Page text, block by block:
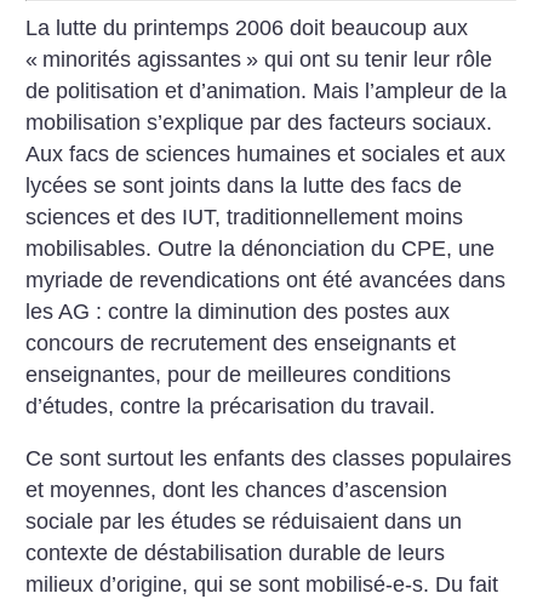
La lutte du printemps 2006 doit beaucoup aux
« minorités agissantes » qui ont su tenir leur rôle
de politisation et d’animation. Mais l’ampleur de la
mobilisation s’explique par des facteurs sociaux.
Aux facs de sciences humaines et sociales et aux
lycées se sont joints dans la lutte des facs de
sciences et des IUT, traditionnellement moins
mobilisables. Outre la dénonciation du CPE, une
myriade de revendications ont été avancées dans
les AG : contre la diminution des postes aux
concours de recrutement des enseignants et
enseignantes, pour de meilleures conditions
d’études, contre la précarisation du travail.
Ce sont surtout les enfants des classes populaires
et moyennes, dont les chances d’ascension
sociale par les études se réduisaient dans un
contexte de déstabilisation durable de leurs
milieux d’origine, qui se sont mobilisé-e-s. Du fait